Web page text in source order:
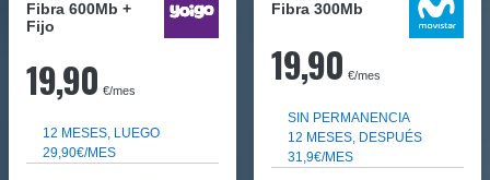
Fibra 600Mb +
Fijo
19,90 €/mes
12 MESES, LUEGO
29,90€/MES
Fibra 300Mb
19,90 €/mes
SIN PERMANENCIA
12 MESES, DESPUÉS
31,9€/MES